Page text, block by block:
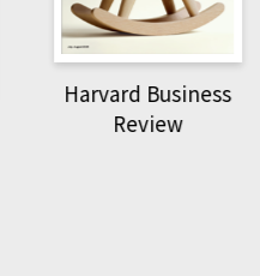
Harvard Business
Review